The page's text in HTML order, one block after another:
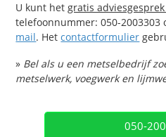
U kunt hetgratis
telefoonnummer: 050-
mail. Hetcontactformulier
» Bel als u een metselbedrijf
metselwerk, voegwerk en
050-